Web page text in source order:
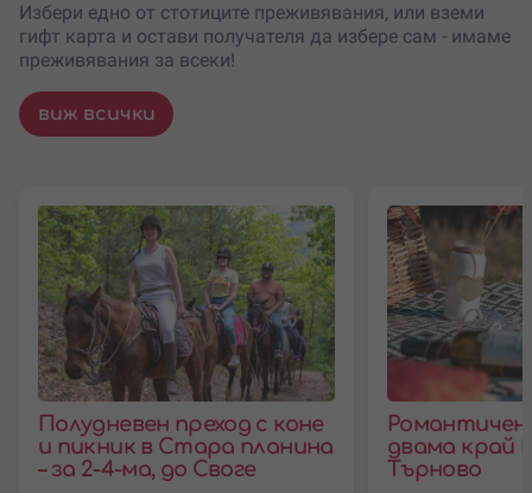
Избери едно от стотиците преживявания, или вземи
гифт карта и остави получателя да избере сам - имаме
преживявания за всеки!
виж всички
Полудневен преход с коне
и пикник в Стара планина
– за 2-4-ма, до Своге
Романтичен
двама край
Търново